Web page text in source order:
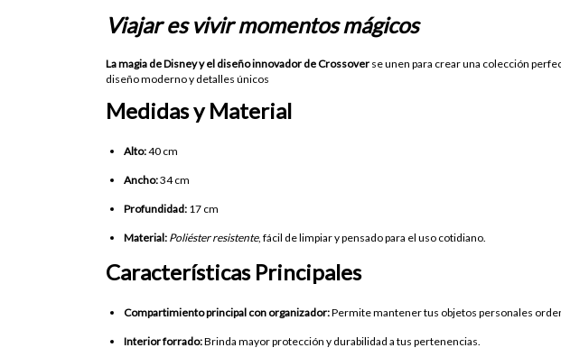
Viajar es vivir momentos mágicos
La magia de Disney y el diseño innovador de Crossover se unen para crear una colección
diseño moderno y detalles únicos
Medidas y Material
Alto:40 cm
Ancho:34 cm
Profundidad: 17 cm
Material: Poliéster resistente, fácil de limpiar y pensado para el uso cotidiano.
Características Principales
Compartimiento principal con organizador:Permite mantener tus objetos personales
Interior forrado:Brinda mayor protección y durabilidad a tus pertenencias.